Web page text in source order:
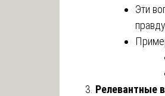
Эти
правду.
Релевантные